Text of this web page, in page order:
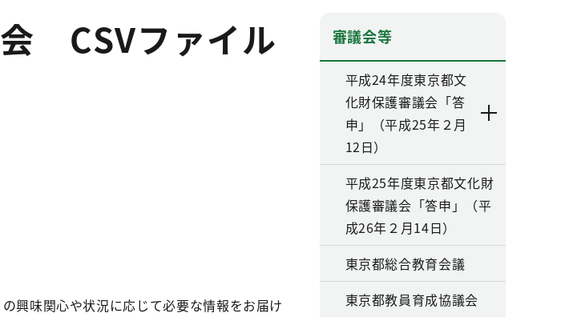
CSVファイル
興味関心や状況に応じて必要な情報をお届け
審議会等
平成24年度東京都文
化財保護審議会「答
申」（平成25年２月
12日）
平成25年度東京都文化財
保護審議会「答申」（平
成26年２月14日）
東京都総合教育会議
東京都教員育成協議会